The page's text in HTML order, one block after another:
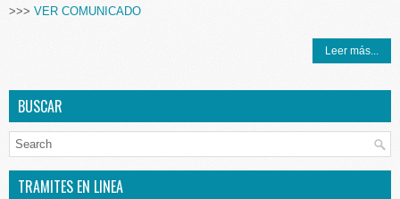
>>> VER COMUNICADO
Leer más...
BUSCAR
TRAMITES EN LINEA